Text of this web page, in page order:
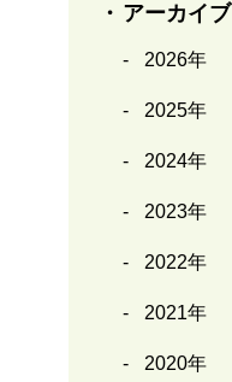
アーカイブ
2026年
2025年
2024年
2023年
2022年
2021年
2020年